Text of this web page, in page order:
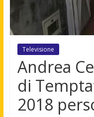
Televisione
Andrea
di
2018